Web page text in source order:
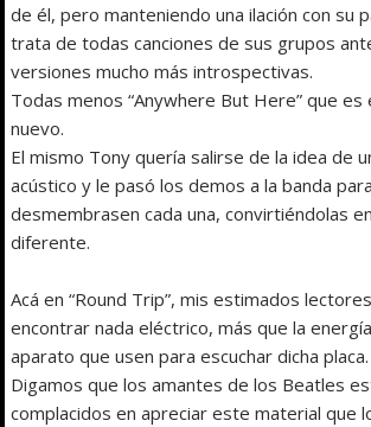
de él, pero manteniendo una ilación con su
trata de todas canciones de sus grupos
versiones mucho más introspectivas.
Todas menos “Anywhere But Here” que es
nuevo.
El mismo Tony quería salirse de la idea de
acústico y le pasó los demos a la banda
desmembrasen cada una, convirtiéndolas
diferente.
Acá en “Round Trip”, mis estimados
encontrar nada eléctrico, más que la
aparato que usen para escuchar dicha placa.
Digamos que los amantes de los Beatles
complacidos en apreciar este material que